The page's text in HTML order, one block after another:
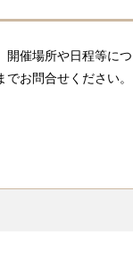
催場所や日程等に
お問合せください。